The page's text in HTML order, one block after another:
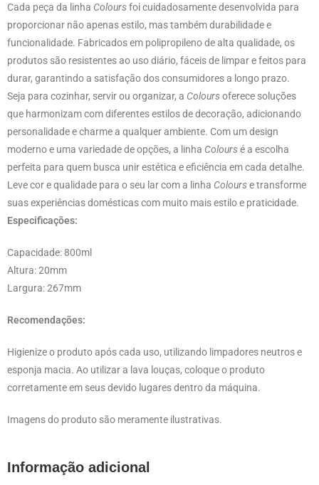
Cada peça da linha Coloursfoi cuidadosamente desenvolvida para
proporcionar não apenas estilo, mas também durabilidade e
funcionalidade. Fabricados em polipropileno de alta qualidade, os
produtos são resistentes ao uso diário, fáceis de limpar e feitos para
durar, garantindo a satisfação dos consumidores a longo prazo.
Seja para cozinhar, servir ou organizar, a Coloursoferece soluções
que harmonizam com diferentes estilos de decoração, adicionando
personalidade e charme a qualquer ambiente. Com um design
moderno e uma variedade de opções, a linha Coloursé a escolha
perfeita para quem busca unir estética e eficiência em cada detalhe.
Leve cor e qualidade para o seu lar com a linha Colourse transforme
suas experiências domésticas com muito mais estilo e praticidade.
Especificações:
Capacidade: 800ml
Altura: 20mm
Largura: 267mm
Recomendações:
Higienize o produto após cada uso, utilizando limpadores neutros e
esponja macia. Ao utilizar a lava louças, coloque o produto
corretamente em seus devido lugares dentro da máquina.
Imagens do produto são meramente ilustrativas.
Informação adicional